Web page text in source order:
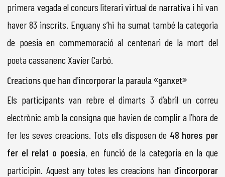
primera vegada el concurs literari virtual de narrativa i hi van
haver 83 inscrits. Enguany s’hi ha sumat també la categoria
de poesia en commemoració al centenari de la mort del
poeta cassanenc Xavier Carbó.
Creacions que han d’incorporar la paraula «ganxet»
Els participants van rebre el dimarts 3 d’abril un correu
electrònic amb la consigna que havien de complir a l’hora de
fer les seves creacions. Tots ells disposen de 48 hores per
fer el relat o poesia, en funció de la categoria en la que
participin. Aquest any totes les creacions han d’incorporar